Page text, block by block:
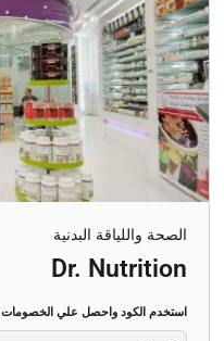
الصحة واللياقة البدنية
Dr. Nutrition
استخدم الكود واحصل علي الخصومات